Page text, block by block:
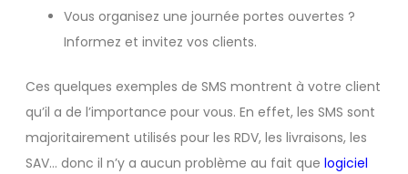
Vous organisez une journée portes ouvertes ?
Informez et invitez vos clients.
Ces quelques exemples de SMS montrent à votre client
qu’il a de l’importance pour vous. En effet, les SMS sont
majoritairement utilisés pour les RDV, les livraisons, les
SAV… donc il n’y a aucun problème au fait que logiciel